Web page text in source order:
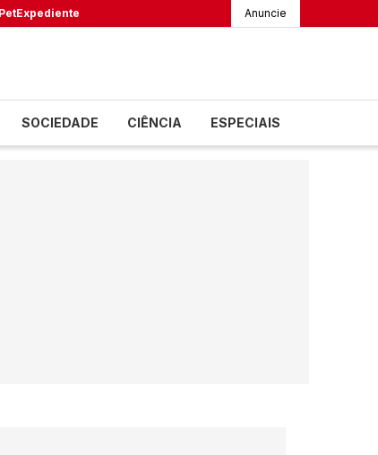
PetExpediente Anuncie
SOCIEDADE CIÊNCIA ESPECIAIS